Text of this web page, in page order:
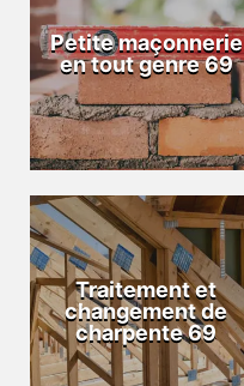
Petite maçonnerie
en tout genre 69
Traitement et
changement de
charpente 69